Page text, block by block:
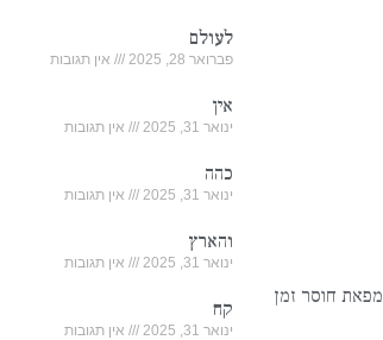
מפאת חוסר זמן
לעולם
פברואר 28, 2025 אין תגובות
אין
ינואר 31, 2025 אין תגובות
כהה
ינואר 31, 2025 אין תגובות
והארץ
ינואר 31, 2025 אין תגובות
קח
ינואר 31, 2025 אין תגובות